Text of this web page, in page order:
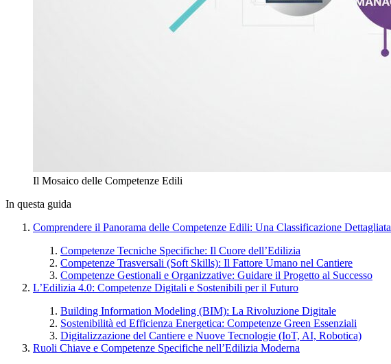
Il Mosaico delle Competenze Edili
In questa guida
Comprendere il Panorama delle Competenze Edili: Una Classificazione Dettagliata
Competenze Tecniche Specifiche: Il Cuore dell’Edilizia
Competenze Trasversali (Soft Skills): Il Fattore Umano nel Cantiere
Competenze Gestionali e Organizzative: Guidare il Progetto al Successo
L’Edilizia 4.0: Competenze Digitali e Sostenibili per il Futuro
Building Information Modeling (BIM): La Rivoluzione Digitale
Sostenibilità ed Efficienza Energetica: Competenze Green Essenziali
Digitalizzazione del Cantiere e Nuove Tecnologie (IoT, AI, Robotica)
Ruoli Chiave e Competenze Specifiche nell’Edilizia Moderna